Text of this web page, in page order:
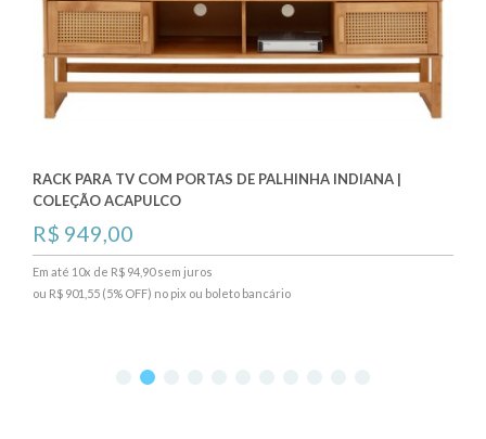
RACK PARA TV COM PORTAS DE PALHINHA INDIANA |
COLEÇÃO ACAPULCO
R$ 949,00
Em até 10x de R$ 94,90 sem juros
ou R$ 901,55 (5% OFF) no pix ou boleto bancário